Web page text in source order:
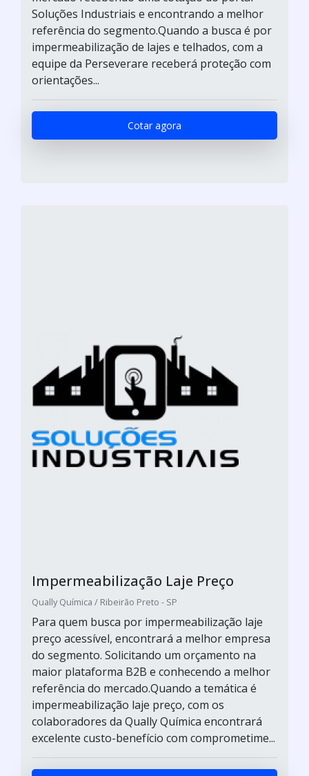
Soluções Industriais e encontrando a melhor
referência do segmento.Quando a busca é por
impermeabilização de lajes e telhados, com a
equipe da Perseverare receberá proteção com
orientações...
Cotar agora
Impermeabilização Laje Preço
Qually Química / Ribeirão Preto - SP
Para quem busca por impermeabilização laje
preço acessível, encontrará a melhor empresa
do segmento. Solicitando um orçamento na
maior plataforma B2B e conhecendo a melhor
referência do mercado.Quando a temática é
impermeabilização laje preço, com os
colaboradores da Qually Química encontrará
excelente custo-benefício com comprometime...